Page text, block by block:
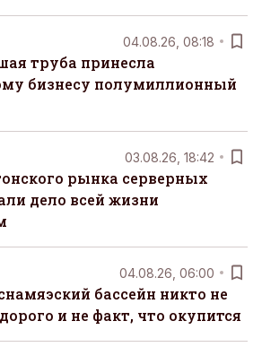
04.08.26, 08:18
труба принесла
бизнесу полумиллионный
03.08.26, 18:42
рынка серверных
дело всей жизни
04.08.26, 06:00
бассейн никто не
и не факт, что окупится